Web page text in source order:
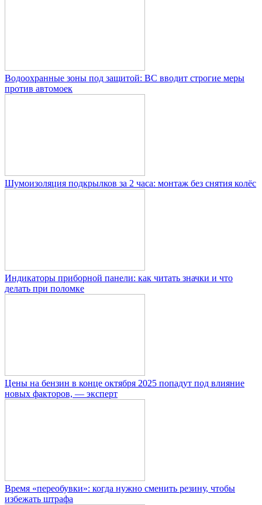
Водоохранные зоны под защитой: ВС вводит строгие меры
против автомоек
Шумоизоляция подкрылков за 2 часа: монтаж без снятия колёс
Индикаторы приборной панели: как читать значки и что
делать при поломке
Цены на бензин в конце октября 2025 попадут под влияние
новых факторов, — эксперт
Время «переобувки»: когда нужно сменить резину, чтобы
избежать штрафа